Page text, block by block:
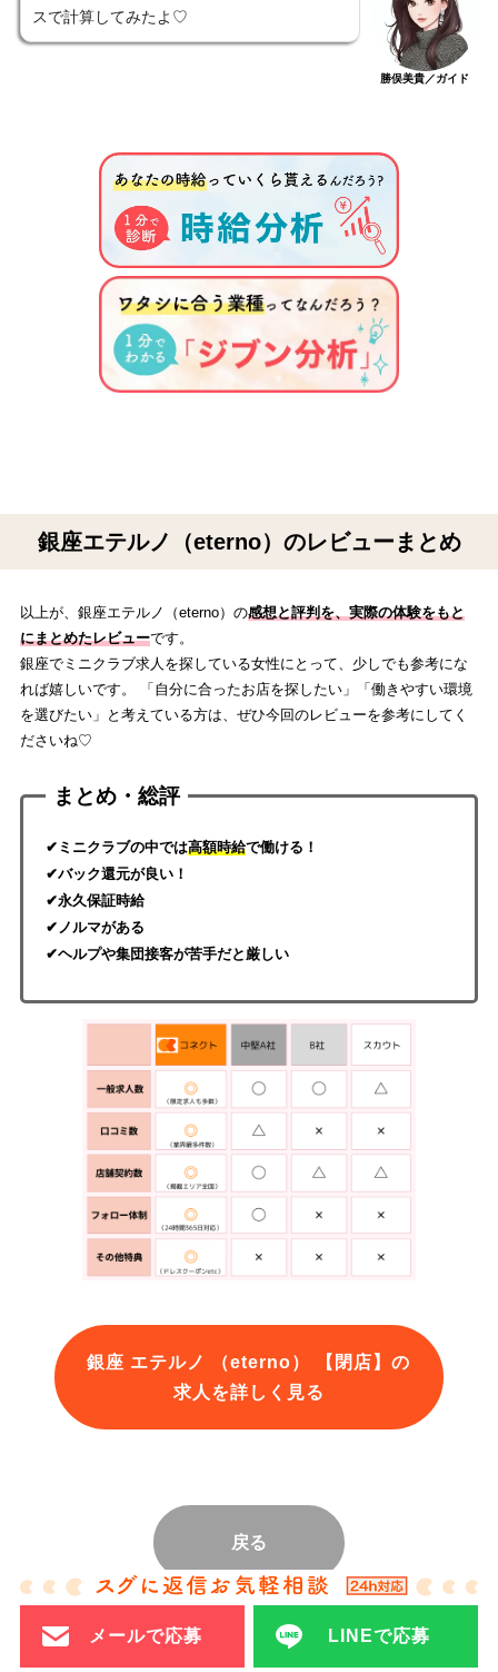
スで計算してみたよ♡
勝俣美貴／ガイド
銀座エテルノ（eterno）のレビューまとめ
以上が、銀座エテルノ（eterno）の感想と評判を、実際の体験をもと
にまとめたレビューです。
銀座でミニクラブ求人を探している女性にとって、少しでも参考にな
れば嬉しいです。 「自分に合ったお店を探したい」「働きやすい環境
を選びたい」と考えている方は、ぜひ今回のレビューを参考にしてく
ださいね♡
まとめ・総評
✔ミニクラブの中では高額時給で働ける！
✔バック還元が良い！
✔永久保証時給
✔ノルマがある
✔ヘルプや集団接客が苦手だと厳しい
銀座 エテルノ （eterno） 【閉店】の
求人を詳しく見る
戻る
メールで応募 LINEで応募